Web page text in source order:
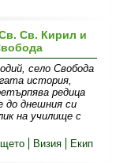
Св. Кирил и
село Свобода
история,
редица
до днешния си
на училище с
Визия Екип